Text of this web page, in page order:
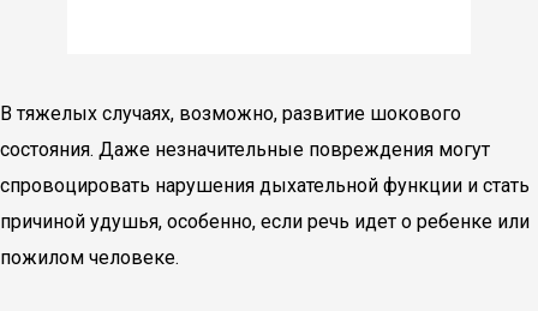
В тяжелых случаях, возможно, развитие шокового
состояния. Даже незначительные повреждения могут
спровоцировать нарушения дыхательной функции и стать
причиной удушья, особенно, если речь идет о ребенке или
пожилом человеке.